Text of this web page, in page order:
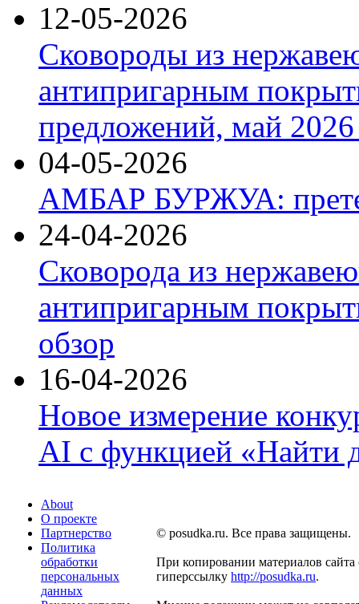
12-05-2026
Сковороды из
антипригарным
предложений, май 2026
04-05-2026
АМБАР БУРЖУА:
24-04-2026
Сковорода из
антипригарным
обзор
16-04-2026
Новое измерение
AI с функцией «Найти
About
О проекте
Партнерство
Политика
обработки
персональных
данных
© posudka.ru. Все права защищены.
При копировании материалов сайта
гиперссылку http://posudka.ru.